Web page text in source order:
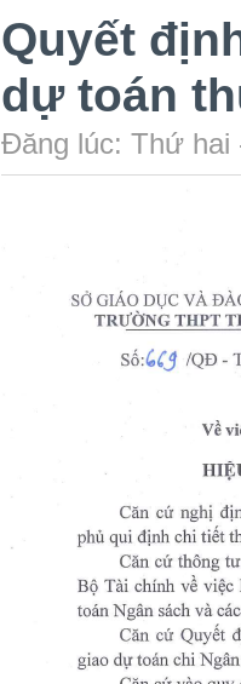
Quyết
dự toán
Đăng lúc: Thứ hai